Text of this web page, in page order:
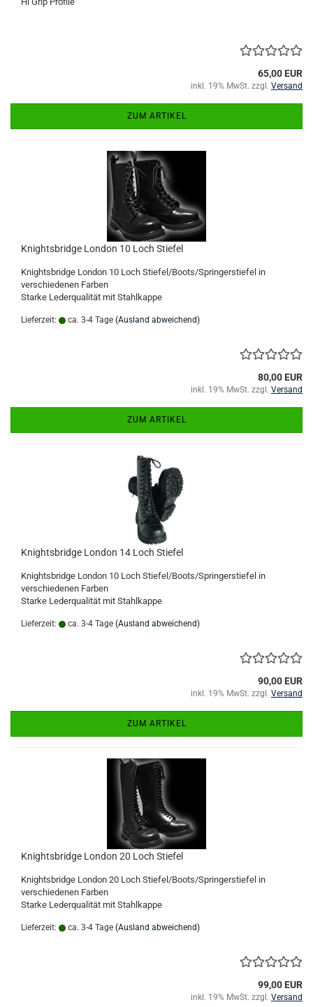
65,00 EUR
inkl. 19% MwSt. zzgl. Versand
ZUM ARTIKEL
Knightsbridge London 10 Loch Stiefel
Knightsbridge London 10 Loch Stiefel/Boots/Springerstiefel in
verschiedenen Farben
Starke Lederqualität mit Stahlkappe
Lieferzeit: ca. 3-4 Tage (Ausland abweichend)
80,00 EUR
inkl. 19% MwSt. zzgl. Versand
ZUM ARTIKEL
Knightsbridge London 14 Loch Stiefel
Knightsbridge London 10 Loch Stiefel/Boots/Springerstiefel in
verschiedenen Farben
Starke Lederqualität mit Stahlkappe
Lieferzeit: ca. 3-4 Tage (Ausland abweichend)
90,00 EUR
inkl. 19% MwSt. zzgl. Versand
ZUM ARTIKEL
Knightsbridge London 20 Loch Stiefel
Knightsbridge London 20 Loch Stiefel/Boots/Springerstiefel in
verschiedenen Farben
Starke Lederqualität mit Stahlkappe
Lieferzeit: ca. 3-4 Tage (Ausland abweichend)
99,00 EUR
inkl. 19% MwSt. zzgl. Versand